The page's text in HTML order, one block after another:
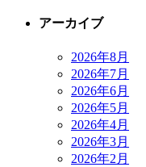
アーカイブ
2026年8月
2026年7月
2026年6月
2026年5月
2026年4月
2026年3月
2026年2月